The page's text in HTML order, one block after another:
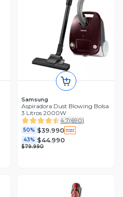
Samsung
Aspiradora Dust Blowing Bolsa
3 Litros 2000W
4.7(690)
50% $39.990
43% $44.990
$79.990